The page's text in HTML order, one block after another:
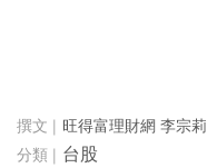
旺得富理財網 李宗莉
台股